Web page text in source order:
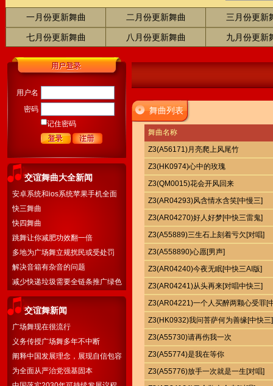
一月份更新舞曲 二月份更新舞曲 三月份更新
七月份更新舞曲 八月份更新舞曲 九月份更新
用户名
密码
记住密码
交谊舞曲大全新闻
安卓系统和ios系统苹果手机全面
开通下载
快三舞曲
快四舞曲
跳舞让你减肥功效翻一倍
多地为广场舞立规扰民或受处罚
解决音箱有杂音的问题
减少快递垃圾需要全链条推广绿色
物流
交谊舞新闻
广场舞现在很流行
义务传授广场舞多年不中断
阐释中国发展理念，展现自信包容
胸怀
为全面从严治党强基固本
舞曲列表
舞曲名称
Z3(A56171)月亮爬上风尾竹
Z3(HK0974)心中的玫瑰
Z3(QM0015)花会开风回来
Z3(AR04293)风含情水含笑[中慢三]
Z3(AR04270)好人好梦[中快三雷鬼]
Z3(A55889)三生石上刻着亏欠[对唱]
Z3(A558890)心愿[男声]
Z3(AR04240)今夜无眠[中快三AI版]
Z3(AR04241)从头再来[对唱中快三]
Z3(AR04221)一个人买醉两颗心受罪[
Z3(HK0932)我问菩萨何为善缘[中快三]
Z3(A55730)请再伤我一次
Z3(A55774)是我在等你
Z3(A55776)放手一次就是一生[对唱]